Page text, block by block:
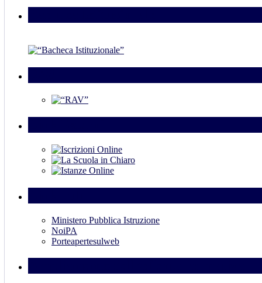
Ministero Pubblica Istruzione
NoiPA
Porteapertesulweb